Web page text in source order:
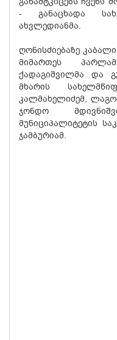
- განაცხადა
ახვლედიანმა.
ღონისძიებაზე
მიმართეს
ქადაგიშვილმა და
მხარის
კალმახელიძემ,
ჯონდო
მუნიციპალიტეტის
ჯამბურიამ.